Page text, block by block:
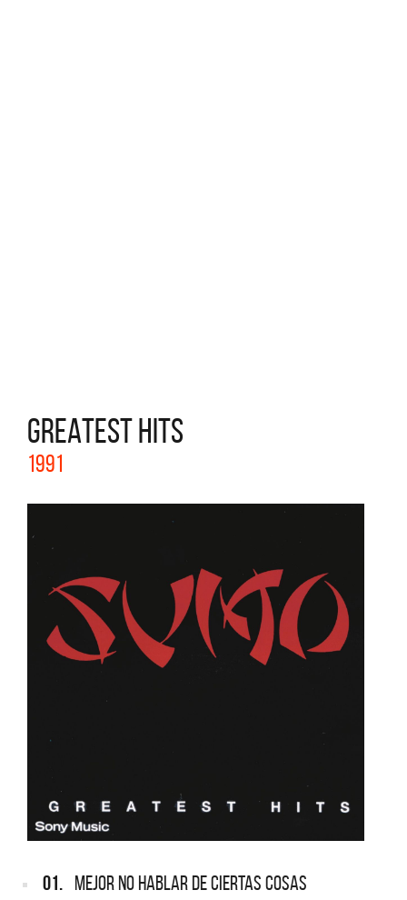
GREATEST HITS
1991
01. MEJOR NO HABLAR DE CIERTAS COSAS